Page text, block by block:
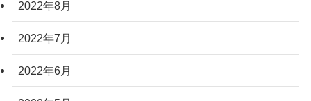
2022年8月
2022年7月
2022年6月